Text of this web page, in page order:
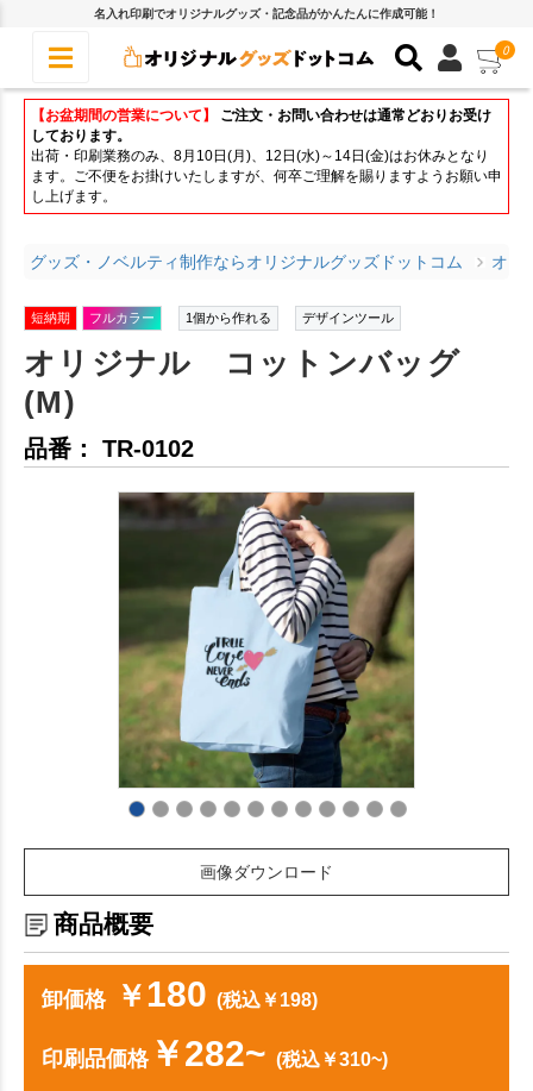
名入れ印刷でオリジナルグッズ・記念品がかんたんに作成可能！
0
【お盆期間の営業について】
ご注文・お問い合わせは通常どおりお受け
しております。
出荷・印刷業務のみ、8月10日(月)、12日(水)～14日(金)はお休みとなり
ます。ご不便をお掛けいたしますが、何卒ご理解を賜りますようお願い申
し上げます。
グッズ・ノベルティ制作ならオリジナルグッズドットコム オリ
短納期 フルカラー 1個から作れる デザインツール
オリジナル コットンバッグ
(M)
品番： TR-0102
画像ダウンロード
商品概要
卸価格 ￥180 (税込￥198)
印刷品価格￥282~ (税込￥310~)